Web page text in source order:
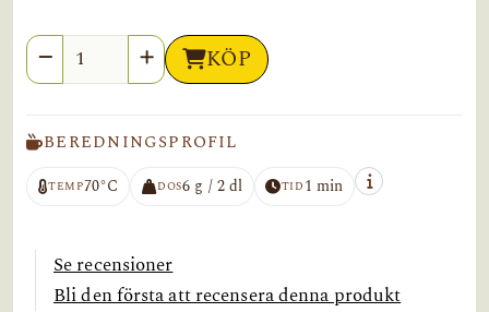
Antal KÖP
BEREDNINGSPROFIL
TEMP70°C DOS6 g / 2 dl TID1 min
Se recensioner
Bli den första att recensera denna produkt